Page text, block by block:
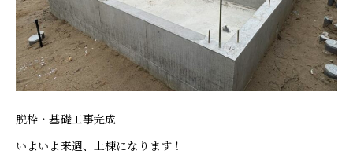
脱枠・基礎工事完成
いよいよ来週、上棟になります！